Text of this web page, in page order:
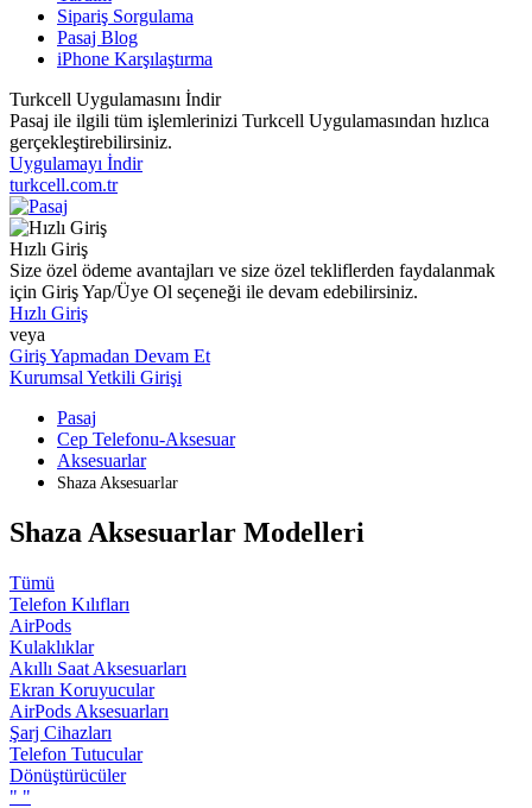
Sipariş Sorgulama
Pasaj Blog
iPhone Karşılaştırma
Turkcell Uygulamasını İndir
Pasaj ile ilgili tüm işlemlerinizi Turkcell Uygulamasından hızlıca
gerçekleştirebilirsiniz.
Uygulamayı İndir
turkcell.com.tr
Hızlı Giriş
Size özel ödeme avantajları ve size özel tekliflerden faydalanmak
için Giriş Yap/Üye Ol seçeneği ile devam edebilirsiniz.
Hızlı Giriş
veya
Giriş Yapmadan Devam Et
Kurumsal Yetkili Girişi
Pasaj
Cep Telefonu-Aksesuar
Aksesuarlar
Shaza Aksesuarlar
Shaza Aksesuarlar Modelleri
Tümü
Telefon Kılıfları
AirPods
Kulaklıklar
Akıllı Saat Aksesuarları
Ekran Koruyucular
AirPods Aksesuarları
Şarj Cihazları
Telefon Tutucular
Dönüştürücüler
" "